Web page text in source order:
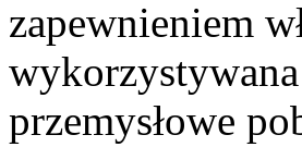
zapewnieniem
przemysłowe